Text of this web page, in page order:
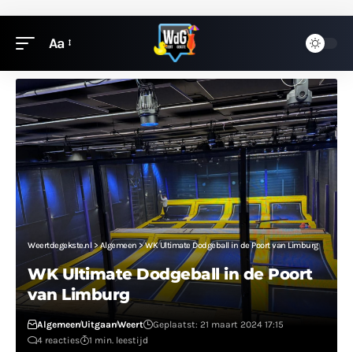
Aa
Weertdegekste.nl>Algemeen >WK Ultimate Dodgeball in de Poort van Limburg
WK Ultimate Dodgeball in de Poort
van Limburg
AlgemeenUitgaanWeert
Geplaatst: 21 maart 2024 17:15
4 reacties
1 min. leestijd